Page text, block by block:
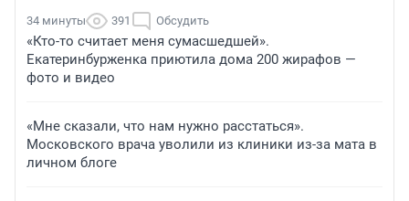
34 минуты 391 Обсудить
«Кто-то считает меня сумасшедшей».
Екатеринбурженка приютила дома 200 жирафов —
фото и видео
«Мне сказали, что нам нужно расстаться».
Московского врача уволили из клиники из-за мата в
личном блоге